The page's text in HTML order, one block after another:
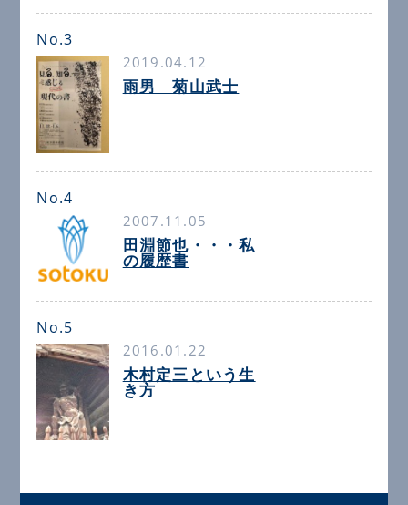
No.3
2019.04.12
雨男 菊山武士
No.4
2007.11.05
田淵節也・・・私
の履歴書
No.5
2016.01.22
木村定三という生
き方